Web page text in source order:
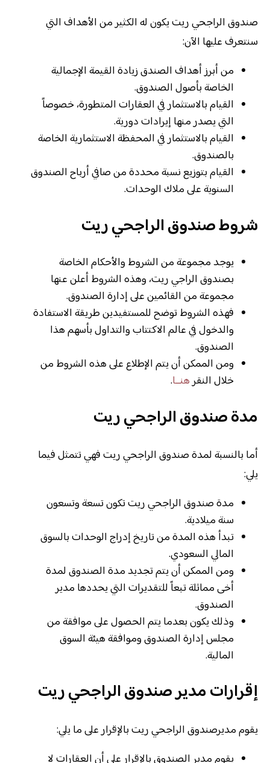
صندوق الراجحي ريت يكون له الكثير من الأهداف التي
سنتعرف عليها الآن:
من أبرز أهداف الصندق زيادة القيمة الإجمالية
الخاصة بأصول الصندوق.
القيام بالاستثمار في العقارات المتطورة، خصوصاً
التي يصدر منها إيرادات دورية.
القيام بالاستثمار في المحفظة الاستثمارية الخاصة
بالصندوق.
القيام بتوزيع نسبة محددة من صافي أرباح الصندوق
السنوية على ملاك الوحدات.
شروط صندوق الراجحي ريت
يوجد مجموعة من الشروط والأحكام الخاصة
بصندوق الراجي ريت، وهذه الشروط أعلن عنها
مجموعة من القائمين على إدارة الصندوق.
فهذه الشروط توضح للمستفيدين طريقة الاستفادة
والدخول في عالم الاكتتاب والتداول بأسهم هذا
الصندوق.
ومن الممكن أن يتم الإطلاع على هذه الشروط من
خلال النقرهنــا.
مدة صندوق الراجحي ريت
أما بالنسبة لمدة صندوق الراجحي ريت فهي تتمثل فيما
يلي:
مدة صندوق الراجحي ريت تكون تسعة وتسعون
سنة ميلادية.
تبدأ هذه المدة من تاريخ إدراج الوحدات بالسوق
المالي السعودي.
ومن الممكن أن يتم تجديد مدة الصندوق لمدة
أخى مماثلة تبعاً للتقديرات التي يحددها مدير
الصندوق.
وذلك يكون بعدما يتم الحصول على موافقة من
مجلس إدارة الصندوق وموافقة هيئة السوق
المالية.
إقرارات مدير صندوق الراجحي ريت
يقوم مديرصندوق الراجحي ريت بالإقرار على ما يلي:
يقوم مدير الصندوق بالإقرار على أن العقارات لا